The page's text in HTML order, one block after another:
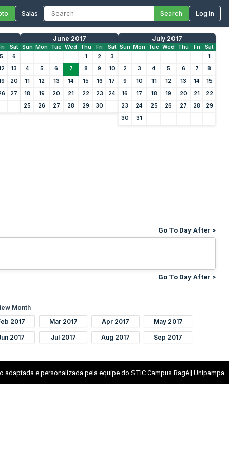
Salas Search Log in
Sat
5
6
13
20
27
June 2017
Sun Mon Tue Wed Thu Fri
Sat
1
2
3
4
5 6 7 8 9
10
11
12 13 14 15 16
17
18
19 20 21 22 23
24
25
26 27 28 29 30
July 2017
Sun Mon Tue Wed Thu Fri
Sat
1
2
3 4 5 6 7
8
9
10 11 12 13 14
15
16
17 18 19 20 21
22
23
24 25 26 27 28
29
30
31
Go To Day After >
Go To Day After >
Month
2017
Mar 2017 Apr 2017 May 2017
2017 Jul 2017 Aug 2017 Sep 2017
adaptada e personalizada pela equipe do STIC Campus Bagé | Unipampa